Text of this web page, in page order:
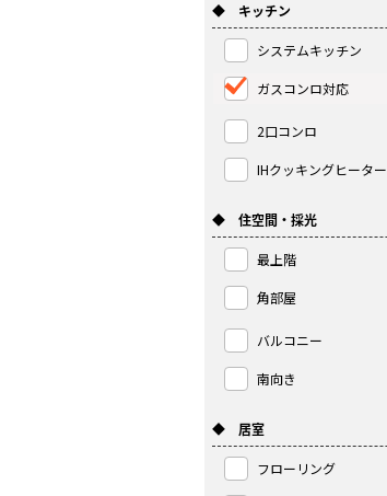
◆ キッチン
システムキッチン
ガスコンロ対応
2口コンロ
IHクッキングヒーター
◆ 住空間・採光
最上階
角部屋
バルコニー
南向き
◆ 居室
フローリング